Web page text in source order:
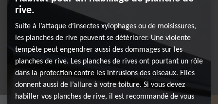
rive.
Suite à l’attaque d’insectes xylophages ou de moisissures,
les planches de rive peuvent se détériorer. Une violente
tempête peut engendrer aussi des dommages sur les
planches de rive. Les planches de rives ont pourtant un rôle
dans la protection contre les intrusions des oiseaux. Elles
donnent aussi de l’allure à votre toiture. Si vous devez
habiller vos planches de rive, il est recommandé de vous